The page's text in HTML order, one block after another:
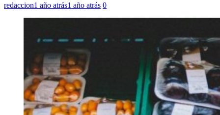
redaccion1 año atrás1 año atrás 0